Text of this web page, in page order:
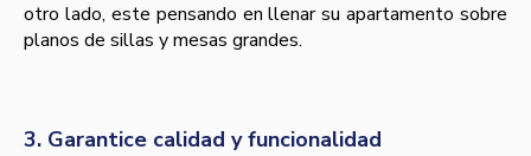
otro lado, este pensando en llenar su apartamento sobre
planos de sillas y mesas grandes.
3. Garantice calidad y funcionalidad